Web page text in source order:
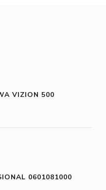
VIZION 500
0601081000